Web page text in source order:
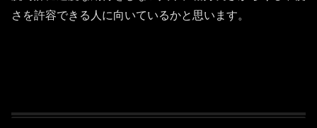
さを許容できる人に向いているかと思います。